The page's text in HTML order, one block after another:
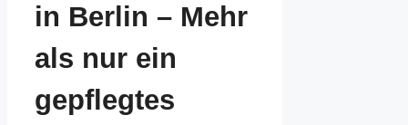
in Berlin – Mehr
als nur ein
gepflegtes